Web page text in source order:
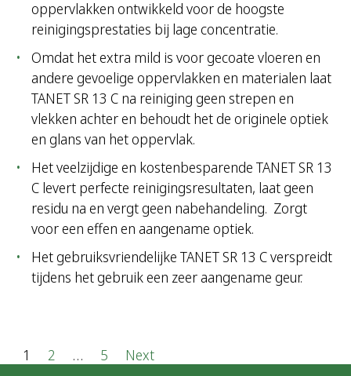
oppervlakken ontwikkeld voor de hoogste
reinigingsprestaties bij lage concentratie.
Omdat het extra mild is voor gecoate vloeren en
andere gevoelige oppervlakken en materialen laat
TANET SR 13 C na reiniging geen strepen en
vlekken achter en behoudt het de originele optiek
en glans van het oppervlak.
Het veelzijdige en kostenbesparende TANET SR 13
C levert perfecte reinigingsresultaten, laat geen
residu na en vergt geen nabehandeling. Zorgt
voor een effen en aangename optiek.
Het gebruiksvriendelijke TANET SR 13 C verspreidt
tijdens het gebruik een zeer aangename geur.
P
1 2 … 5 Next